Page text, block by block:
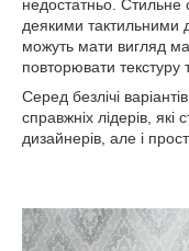
недостатньо. Стильне
деякими тактильними
можуть мати вигляд
повторювати текстуру
Серед безлічі
справжніх лідерів,
дизайнерів, але і